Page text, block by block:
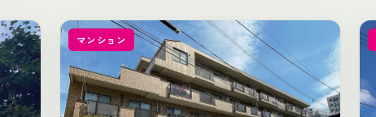
マンション